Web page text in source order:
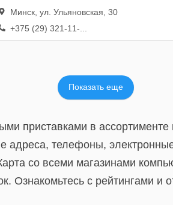
Минск, ул. Ульяновская, 30
+375 (29) 321-11-...
Показать еще
приставками в
адреса, телефоны,
со всеми магазинами
Ознакомьтесь с рейтингами и